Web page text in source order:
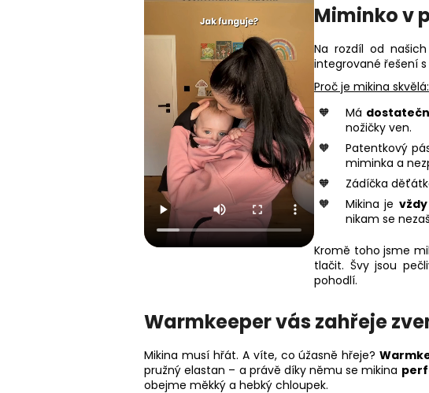
Miminko v
Na rozdíl od našich
integrované řešení s
Proč je mikina skvělá:
Má
nožičky ven.
Patentkový
miminka a
Zádíčka
Mikina je
nikam se
Kromě toho jsme
tlačit. Švy jsou
pohodlí.
Warmkeeper vás zahřeje
Mikina musí hřát. A víte, co úžasně hřeje?
pružný elastan – a právě díky němu se mikina
obejme měkký a hebký chloupek.